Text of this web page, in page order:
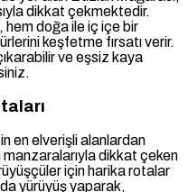
dikkat çekmektedir.
hem doğa ile iç içe bir
keşfetme fırsatı verir.
ve eşsiz kaya
en elverişli alanlardan
manzaralarıyla dikkat çeken
için harika rotalar
yürüyüş yaparak,